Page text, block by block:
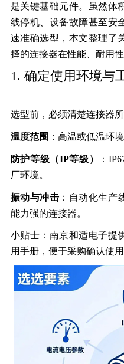
是关键基础元件。虽然体
线停机、设备故障甚至安
速准确选型，本文整理了
择的连接器在性能、耐用
1. 确定使用环境与
选型前，必须清楚连接器
温度范围 ：高温或低温环
防护等级（IP等级）
：
厂环境。
振动与冲击 ：自动化生产
能力强的连接器。
小贴士：南京和适电子提
用手册，便于采购确认使用